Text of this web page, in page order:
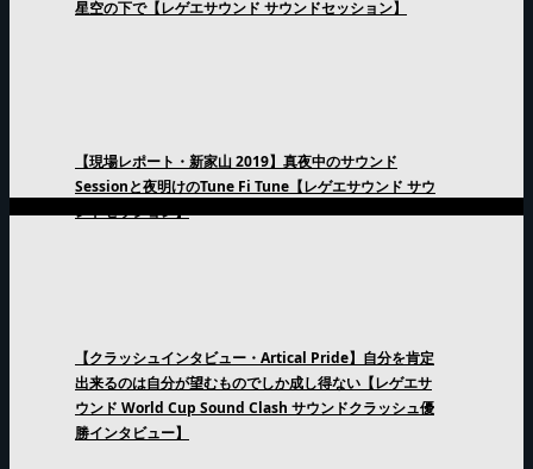
星空の下で【レゲエサウンド サウンドセッション】
【現場レポート・新家山 2019】真夜中のサウンド
Sessionと夜明けのTune Fi Tune【レゲエサウンド サウ
ンドセッション】
【クラッシュインタビュー・Artical Pride】自分を肯定
出来るのは自分が望むものでしか成し得ない【レゲエサ
ウンド World Cup Sound Clash サウンドクラッシュ優
勝インタビュー】